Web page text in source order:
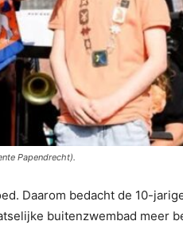
Papendrecht).
Daarom bedacht de 10-
buitenzwembad meer